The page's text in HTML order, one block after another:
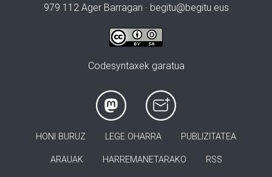
979 112 Ager Barragan · begitu@begitu.eus
Codesyntaxek garatua
HONI BURUZ LEGE OHARRA PUBLIZITATEA
ARAUAK HARREMANETARAKO RSS